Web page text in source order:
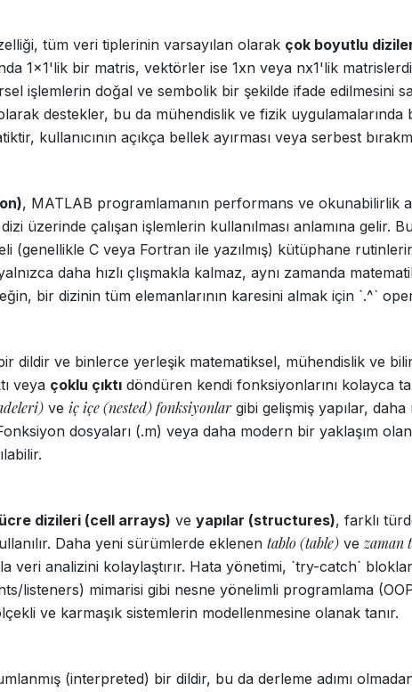
tüm veri tiplerinin varsayılan olarak çok boyutlu
1x1'lik bir matris, vektörler ise 1xn veya nx1'lik
işlemlerin doğal ve sembolik bir şekilde ifade edilmesini
destekler, bu da mühendislik ve fizik uygulamalarında
kullanıcının açıkça bellek ayırması veya serbest
, MATLAB programlamanın performans ve okunabilirlik
üzerinde çalışan işlemlerin kullanılması anlamına gelir.
(genellikle C veya Fortran ile yazılmış) kütüphane
daha hızlı çlışmakla kalmaz, aynı zamanda
bir dizinin tüm elemanlarının karesini almak için `.^`
dildir ve binlerce yerleşik matematiksel, mühendislik ve
veya çoklu çıktı döndüren kendi fonksiyonlarını kolayca
ve iç içe (nested) fonksiyonlargibi gelişmiş yapılar, daha
dosyaları (.m) veya daha modern bir yaklaşım olan
dizileri (cell arrays) ve yapılar (structures), farklı
Daha yeni sürümlerde eklenen tablo (table) vezaman
veri analizini kolaylaştırır. Hata yönetimi, `try-catch`
listeners) mimarisi gibi nesne yönelimli programlama
ve karmaşık sistemlerin modellenmesine olanak tanır.
(interpreted) bir dildir, bu da derleme adımı